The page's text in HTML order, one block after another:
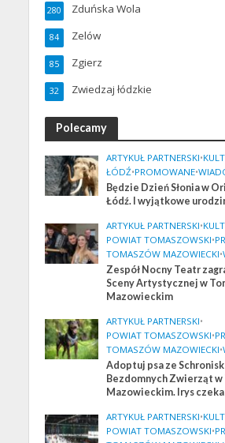
Zduńska Wola
280
Zelów
84
Zgierz
85
Zwiedzaj łódzkie
32
Polecamy
ARTYKUŁ PARTNERSKI•
ŁÓDŹ•PROMOWANE•
Będzie Dzień Słonia w
Łódź. I wyjątkowe
ARTYKUŁ PARTNERSKI•
POWIAT TOMASZOWSKI•
TOMASZÓW MAZOWIECKI•
Zespół Nocny Teatr
Sceny Artystycznej w
Mazowieckim
ARTYKUŁ PARTNERSKI•
POWIAT TOMASZOWSKI•
TOMASZÓW MAZOWIECKI•
Adoptuj psa ze
Bezdomnych Zwierząt
Mazowieckim. Irys
ARTYKUŁ PARTNERSKI•
POWIAT TOMASZOWSKI•